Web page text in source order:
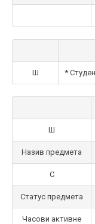
Ш *
Ш
Назив предмета
С
Статус предмета
Часови активне